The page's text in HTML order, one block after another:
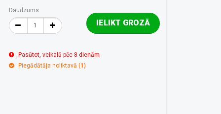
Daudzums
IELIKT GROZĀ
Pasūtot, veikalā pēc 8 dienām
Piegādātāja noliktavā (1 )